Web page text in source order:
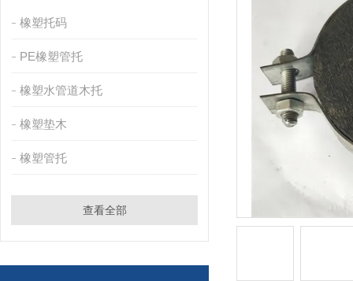
橡塑托码
PE橡塑管托
橡塑水管道木托
橡塑垫木
橡塑管托
查看全部